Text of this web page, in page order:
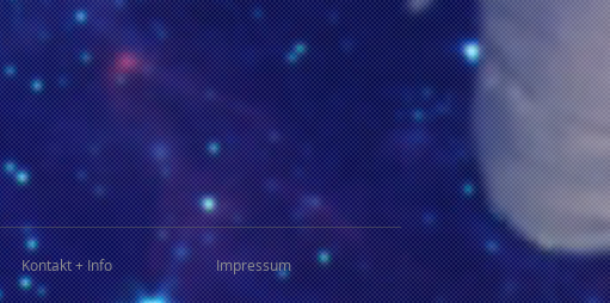
Kontakt + Info Impressum